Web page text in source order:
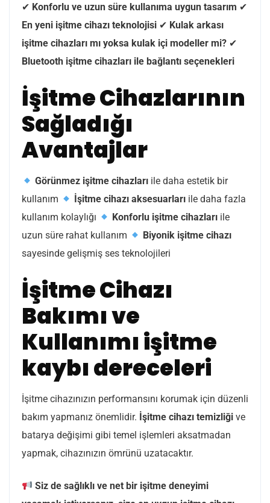
✔ Konforlu ve uzun süre kullanıma uygun tasarım ✔
En yeni işitme cihazı teknolojisi ✔ Kulak arkası
işitme cihazları mı yoksa kulak içi modeller mi? ✔
Bluetooth işitme cihazları ile bağlantı seçenekleri
İşitme Cihazlarının
Sağladığı
Avantajlar
Görünmez işitme cihazları ile daha estetik bir
kullanım
İşitme cihazı aksesuarları ile daha fazla
kullanım kolaylığı
Konforlu işitme cihazları ile
uzun süre rahat kullanım
Biyonik işitme cihazı
sayesinde gelişmiş ses teknolojileri
İşitme Cihazı
Bakımı ve
Kullanımı işitme
kaybı dereceleri
İşitme cihazınızın performansını korumak için düzenli
bakım yapmanız önemlidir. İşitme cihazı temizliği ve
batarya değişimi gibi temel işlemleri aksatmadan
yapmak, cihazınızın ömrünü uzatacaktır.
Siz de sağlıklı ve net bir işitme deneyimi